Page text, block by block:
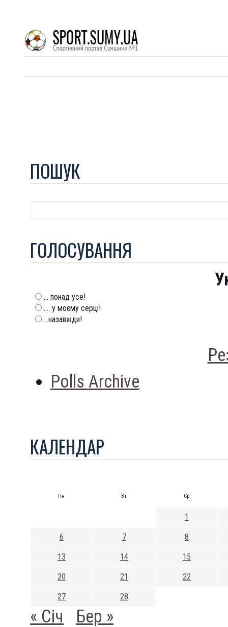
ПОШУК
ГОЛОСУВАННЯ
... понад усе!
.... у моєму серці!
...назавжди!
Polls Archive
КАЛЕНДАР
Пн Вт Ср
1
6 7 8
13 14 15
20 21 22
27 28
« Січ Бер »